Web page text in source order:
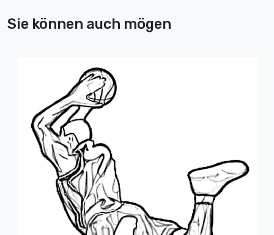
Sie können auch mögen